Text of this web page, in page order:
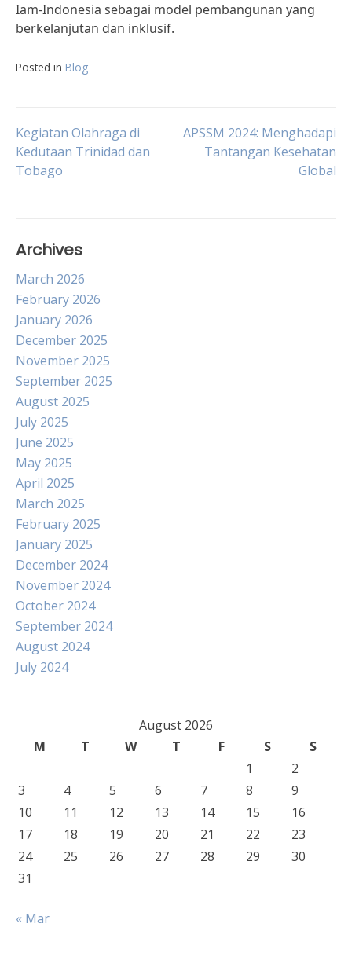
Iam-Indonesia sebagai model pembangunan yang
berkelanjutan dan inklusif.
Posted in Blog
Post
navigation
Kegiatan Olahraga di
Kedutaan Trinidad dan
Tobago
APSSM 2024: Menghadapi
Tantangan Kesehatan
Global
Archives
March 2026
February 2026
January 2026
December 2025
November 2025
September 2025
August 2025
July 2025
June 2025
May 2025
April 2025
March 2025
February 2025
January 2025
December 2024
November 2024
October 2024
September 2024
August 2024
July 2024
August 2026
M
T W T F S
S
1
2
3
4 5 6 7 8
9
10
11 12 13 14 15
16
17
18 19 20 21 22
23
24
25 26 27 28 29
30
31
« Mar